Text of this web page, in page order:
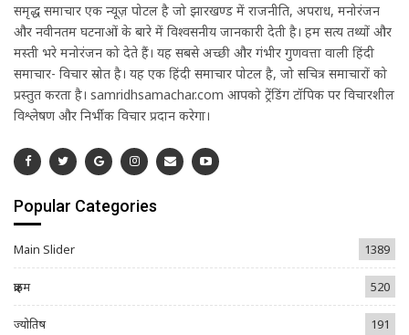
समृद्ध समाचार एक न्यूज़ पोर्टल है जो झारखण्ड में राजनीति, अपराध, मनोरंजन
और नवीनतम घटनाओं के बारे में विश्वसनीय जानकारी देती है। हम सत्य तथ्यों और
मस्ती भरे मनोरंजन को देते हैं। यह सबसे अच्छी और गंभीर गुणवत्ता वाली हिंदी
समाचार- विचार स्रोत है। यह एक हिंदी समाचार पोर्टल है, जो सचित्र समाचारों को
प्रस्तुत करता है। samridhsamachar.com आपको ट्रेंडिंग टॉपिक पर विचारशील
विश्लेषण और निर्भीक विचार प्रदान करेगा।
Popular Categories
Main Slider 1389
क्राइम 520
ज्योतिष 191